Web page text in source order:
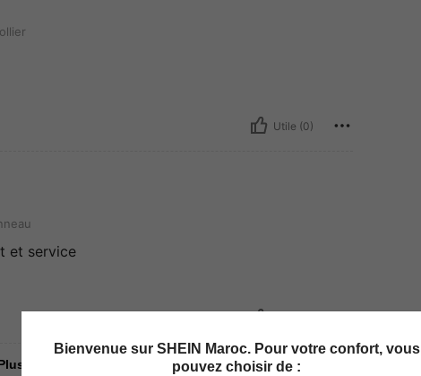
Utile (0)
et service
D'avis
Bienvenue sur SHEIN Maroc. Pour votre confort, vous
pouvez choisir de :